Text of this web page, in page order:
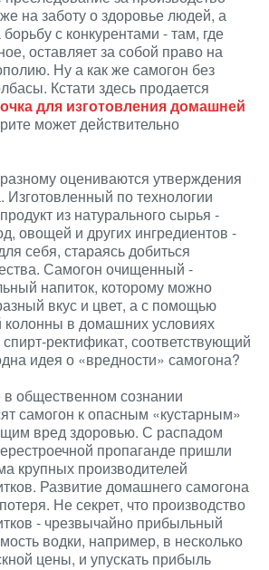
на заботу о здоровье людей, а
с конкурентами - там, где
оставляет за собой право на
Ну а как же самогон без
Кстати здесь продается
для изготовления домашней
может действительно
оцениваются утверждения
Изготовленный по технологии
из натурального сырья -
овощей и других ингредиентов -
себя, стараясь добиться
Самогон очищенный -
напиток, которому можно
вкус и цвет, а с помощью
колонны в домашних условиях
ректификат, соответствующий
идея о «вредности» самогона?
общественном сознании
самогон к опасным «кустарным»
вред здоровью. С распадом
пропаганде пришли
крупных производителей
Развитие домашнего самогона
Не секрет, что производство
- чрезвычайно прибыльный
водки, например, в несколько
цены, и упускать прибыль